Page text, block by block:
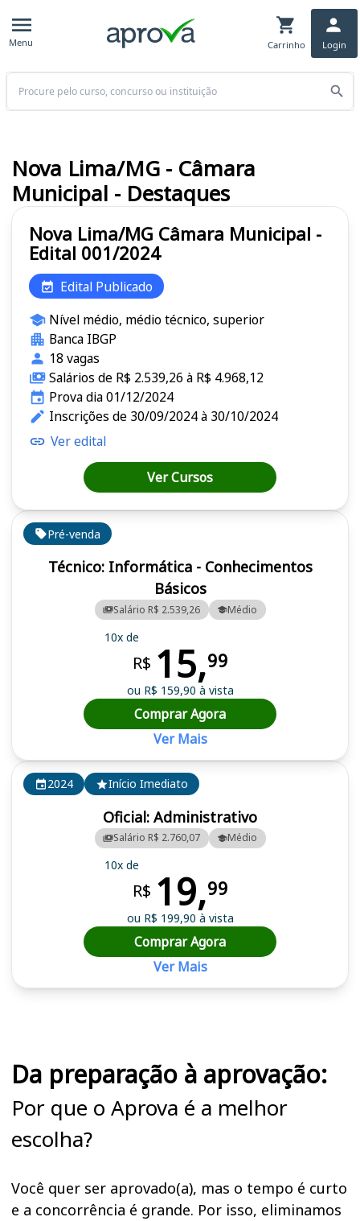
Menu Carrinho Login
Buscar
2024 Início Imediato
Oficial: Administrativo
Salário R$ 2.760,07 Médio
10x de
R$ 19,99
ou R$ 199,90 à vista
Comprar Agora
Ver Mais
Pré-venda
Técnico: Informática - Conhecimentos
Básicos
Salário R$ 2.539,26 Médio
10x de
R$ 15,99
ou R$ 159,90 à vista
Comprar Agora
Ver Mais
Nova Lima/MG Câmara Municipal -
Edital 001/2024
Edital Publicado
Nível médio, médio técnico, superior
Banca IBGP
18 vagas
Salários de R$ 2.539,26 à R$ 4.968,12
Prova dia 01/12/2024
Inscrições de 30/09/2024 à 30/10/2024
Ver edital
Ver Cursos
Nova Lima/MG - Câmara
Municipal - Destaques
Da preparação à aprovação:
Por que o Aprova é a melhor
escolha?
Você quer ser aprovado(a), mas o tempo é curto
e a concorrência é grande. Por isso, eliminamos